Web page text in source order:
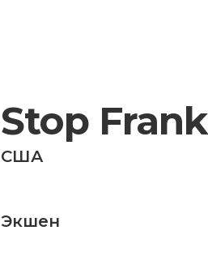
Stop Frank
США
Экшен